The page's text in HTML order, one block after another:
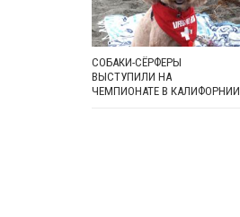
СОБАКИ-СЁРФЕРЫ
ВЫСТУПИЛИ НА
ЧЕМПИОНАТЕ В КАЛИФОРНИИ